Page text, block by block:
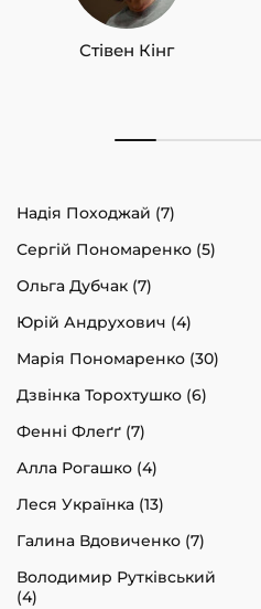
Стівен Кінг
Надія Походжай (7)
Сергій Пономаренко (5)
Ольга Дубчак (7)
Юрій Андрухович (4)
Марія Пономаренко (30)
Дзвінка Торохтушко (6)
Фенні Флеґґ (7)
Алла Рогашко (4)
Леся Українка (13)
Галина Вдовиченко (7)
Володимир Рутківський
(4)